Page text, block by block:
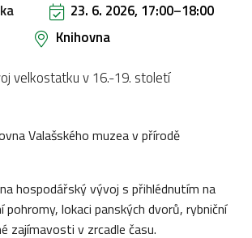
23. 6. 2026, 17:00–18:00
Knihovna
velkostatku v 16.-19. století
Valašského muzea v přírodě
hospodářský vývoj s přihlédnutím na
pohromy, lokaci panských dvorů, rybniční
zajímavosti v zrcadle času.